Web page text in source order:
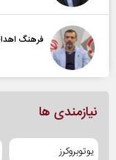
فرهنگ
نیازمندی ها
یوتوبروکرز